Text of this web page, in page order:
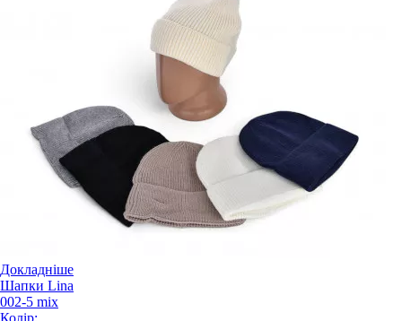
Докладніше
Шапки Lina
002-5 mix
Колір: